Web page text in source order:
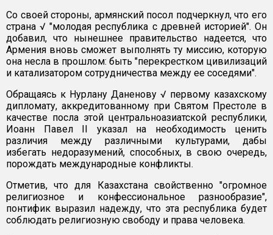
Со своей стороны, армянский посол подчеркнул, что его
страна √ "молодая республика с древней историей". Он
добавил, что нынешнее правительство надеется, что
Армения вновь сможет выполнять ту миссию, которую
она несла в прошлом: быть "перекрестком цивилизаций
и катализатором сотрудничества между ее соседями".
Обращаясь к Нурлану Даненову √ первому казахскому
дипломату, аккредитованному при Святом Престоле в
качестве посла этой центральноазиатской республики,
Иоанн Павел II указал на необходимость ценить
различия между различными культурами, дабы
избегать недоразумений, способных, в свою очередь,
порождать международные конфликты.
Отметив, что для Казахстана свойственно "огромное
религиозное и конфессиональное разнообразие",
понтифик выразил надежду, что эта республика будет
соблюдать религиозную свободу и права человека.